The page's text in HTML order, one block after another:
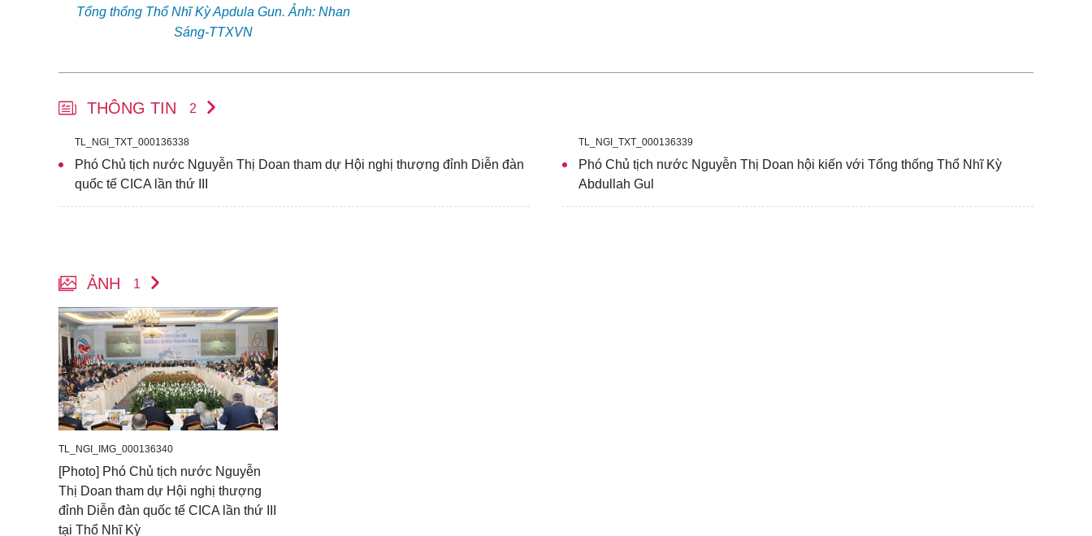
Tổng thống Thổ Nhĩ Kỳ Apdula Gun. Ảnh: Nhan
Sáng-TTXVN
THÔNG TIN 2
TL_NGI_TXT_000136338
Phó Chủ tịch nước Nguyễn Thị Doan tham dự Hội nghị thượng đỉnh Diễn đàn
quốc tế CICA lần thứ III
TL_NGI_TXT_000136339
Phó Chủ tịch nước Nguyễn Thị Doan hội kiến với Tổng thống Thổ Nhĩ Kỳ
Abdullah Gul
ẢNH 1
TL_NGI_IMG_000136340
[Photo] Phó Chủ tịch nước Nguyễn
Thị Doan tham dự Hội nghị thượng
đỉnh Diễn đàn quốc tế CICA lần thứ III
tại Thổ Nhĩ Kỳ